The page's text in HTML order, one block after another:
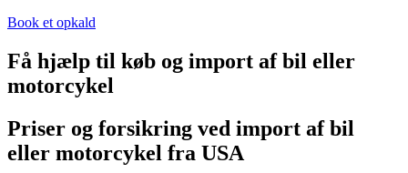
Book et opkald
Få hjælp til køb og import af bil eller
motorcykel
Priser og forsikring ved import af bil
eller motorcykel fra USA